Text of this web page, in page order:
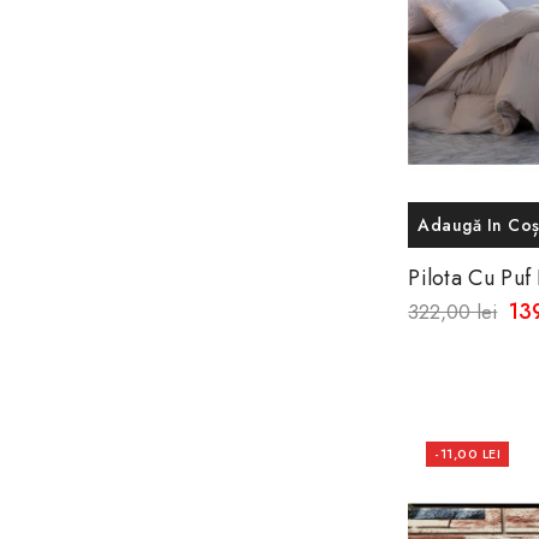
Adaugă In Coș
Pilota Cu
200x240 Cm
Romania!
322,00 lei
-11,00 LEI